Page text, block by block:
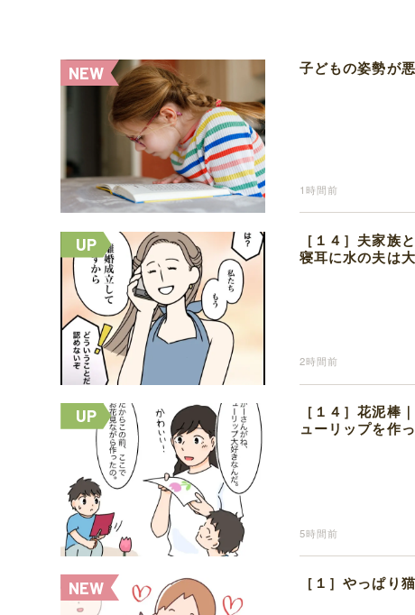
子どもの姿勢が
1時間前
［１４］夫家族
寝耳に水の夫は
2時間前
［１４］花泥棒
ューリップを作
5時間前
［１］やっぱり